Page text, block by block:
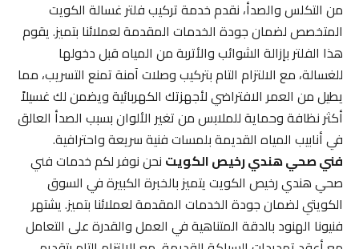
من التكلس والصدأ، نقدم خدمة تركيب فلتر غسالة الكويت
المتخصص لضمان جودة الخدمات المقدمة لعملائنا بتميز. يقوم
هذا الفلتر بإزالة الشوائب والأتربة من المياه قبل دخولها
للغسالة، مع الالتزام التام بتركيب وصلات آمنة تمنع التسريب، مما
يطيل من العمر الافتراضي لأجهزتك الكهربائية ويضمن لك غسيلاً
أكثر نظافة وحماية للملابس من تغير الألوان بسبب الصدأ العالق
في أنابيب المياه القديمة بلمسات فنية سريعة واحترافية.
فني صحي هندي رخيص الكويتنحن نوفر لكم خدمات فني
صحي هندي رخيص الكويت يتميز بالخبرة الكبيرة في السوق
الكويتي لضمان جودة الخدمات المقدمة لعملائنا بتميز. يشتهر
فنيونا الهنود بالدقة المتناهية في العمل والقدرة على التعامل